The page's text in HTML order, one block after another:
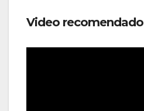
Video recomendado